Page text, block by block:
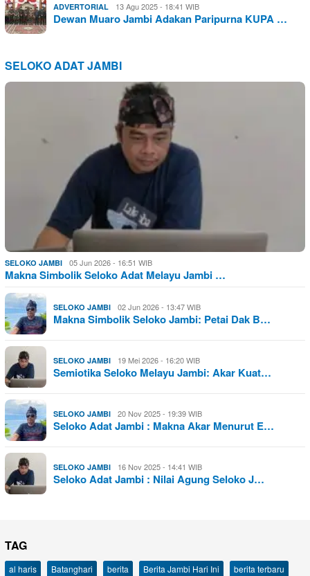
ADVERTORIAL 13 Agu 2025 - 18:41 WIB
Dewan Muaro Jambi Adakan Paripurna KUPA …
SELOKO ADAT JAMBI
SELOKO JAMBI 05 Jun 2026 - 16:51 WIB
Makna Simbolik Seloko Adat Melayu Jambi …
SELOKO JAMBI 02 Jun 2026 - 13:47 WIB
Makna Simbolik Seloko Jambi: Petai Dak B…
SELOKO JAMBI 19 Mei 2026 - 16:20 WIB
Semiotika Seloko Melayu Jambi: Akar Kuat…
SELOKO JAMBI 20 Nov 2025 - 19:39 WIB
Seloko Adat Jambi : Makna Akar Menurut E…
SELOKO JAMBI 16 Nov 2025 - 14:41 WIB
Seloko Adat Jambi : Nilai Agung Seloko J…
TAG
al haris Batanghari berita Berita Jambi Hari Ini
berita terbaru